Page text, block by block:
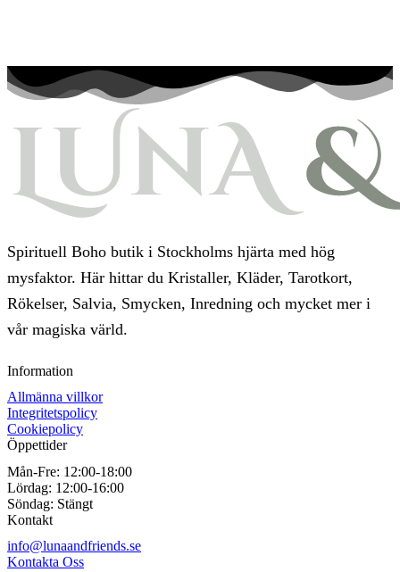
Spirituell Boho butik i Stockholms hjärta med hög
mysfaktor. Här hittar du Kristaller, Kläder, Tarotkort,
Rökelser, Salvia, Smycken, Inredning och mycket mer i
vår magiska värld.
Information
Allmänna villkor
Integritetspolicy
Cookiepolicy
Öppettider
Mån-Fre: 12:00-18:00
Lördag: 12:00-16:00
Söndag: Stängt
Kontakt
info@lunaandfriends.se
Kontakta Oss